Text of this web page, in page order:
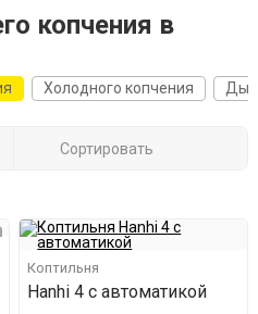
копчения в
Холодного копчения
Сортировать
Коптильня
Hanhi 4 с автоматикой